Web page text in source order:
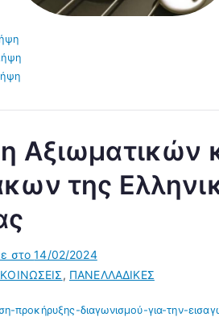
Αξιωματικών
της
στο14/02/2024
, ΠΑΝΕΛΛΑΔΙΚΕΣ
προκήρυξης-διαγωνισμού-για-την-